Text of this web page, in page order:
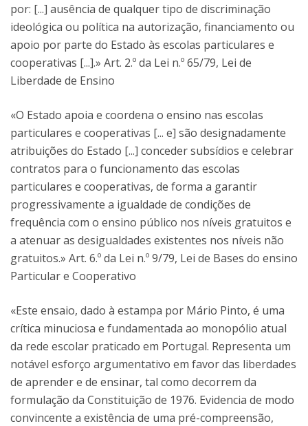
por: [...] ausência de qualquer tipo de discriminação
ideológica ou política na autorização, financiamento ou
apoio por parte do Estado às escolas particulares e
cooperativas [...].» Art. 2.º da Lei n.º 65/79, Lei de
Liberdade de Ensino
«O Estado apoia e coordena o ensino nas escolas
particulares e cooperativas [... e] são designadamente
atribuições do Estado [...] conceder subsídios e celebrar
contratos para o funcionamento das escolas
particulares e cooperativas, de forma a garantir
progressivamente a igualdade de condições de
frequência com o ensino público nos níveis gratuitos e
a atenuar as desigualdades existentes nos níveis não
gratuitos.» Art. 6.º da Lei n.º 9/79, Lei de Bases do ensino
Particular e Cooperativo
«Este ensaio, dado à estampa por Mário Pinto, é uma
crítica minuciosa e fundamentada ao monopólio atual
da rede escolar praticado em Portugal. Representa um
notável esforço argumentativo em favor das liberdades
de aprender e de ensinar, tal como decorrem da
formulação da Constituição de 1976. Evidencia de modo
convincente a existência de uma pré-compreensão,